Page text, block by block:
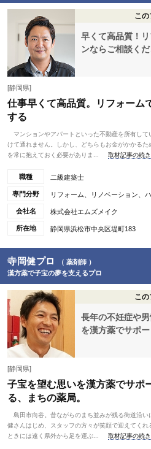
こ
早くて高品質！
ンならご相談くだ
[静岡県]
仕事早くて高品質。リフォーム
する
マンションやアパートといった不動産を所有して
けて通れません。しかし、どちらもお金がかかる
を常に抱えておく必要がありま...
取材記事の続
職種 二級建築士
専門分野 リフォーム、リノベーション、
会社名 株式会社エムズメイク
所在地 静岡県浜松市中央区堤町183
寺岡健プロ
（ 薬剤師 ）
漢方薬で子宝の夢を支えるプロ
こ
長年の不妊症や
を漢方薬でサポー
[静岡県]
子宝を望む思いを漢方薬でサポ
る、まちの薬局。
島田市向谷。昔ながらのまち並みが残る街道沿い
健さんはじめ、スタッフの方々が笑顔で迎えてくれ
ときには遠く県外から足を運ぶ...
取材記事の続